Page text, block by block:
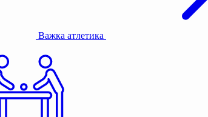
Важка атлетика